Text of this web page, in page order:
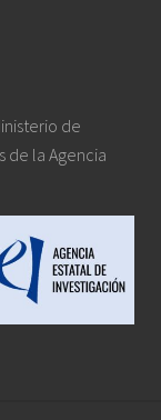
de
de la Agencia